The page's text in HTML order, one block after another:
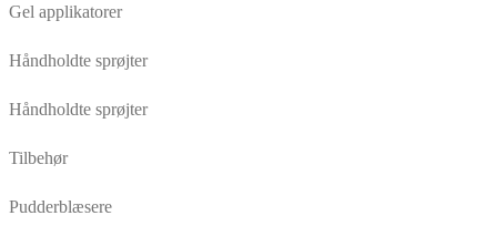
Gel applikatorer
Håndholdte sprøjter
Håndholdte sprøjter
Tilbehør
Pudderblæsere